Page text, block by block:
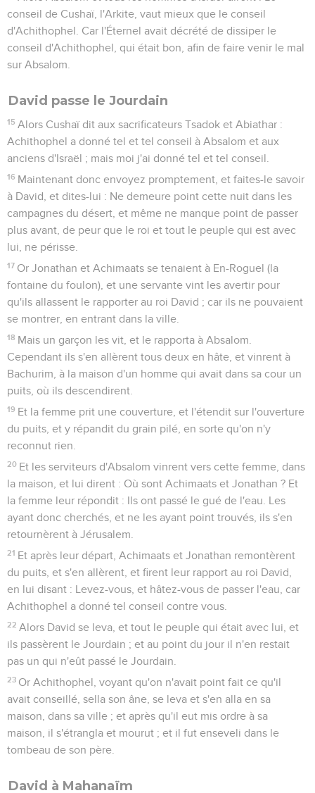
conseil de Cushaï, l'Arkite, vaut mieux que le conseil
d'Achithophel. Car l'Éternel avait décrété de dissiper le
conseil d'Achithophel, qui était bon, afin de faire venir le mal
sur Absalom.
David passe le Jourdain
15 Alors Cushaï dit aux sacrificateurs Tsadok et Abiathar :
Achithophel a donné tel et tel conseil à Absalom et aux
anciens d'Israël ; mais moi j'ai donné tel et tel conseil.
16 Maintenant donc envoyez promptement, et faites-le savoir
à David, et dites-lui : Ne demeure point cette nuit dans les
campagnes du désert, et même ne manque point de passer
plus avant, de peur que le roi et tout le peuple qui est avec
lui, ne périsse.
17 Or Jonathan et Achimaats se tenaient à En-Roguel (la
fontaine du foulon), et une servante vint les avertir pour
qu'ils allassent le rapporter au roi David ; car ils ne pouvaient
se montrer, en entrant dans la ville.
18 Mais un garçon les vit, et le rapporta à Absalom.
Cependant ils s'en allèrent tous deux en hâte, et vinrent à
Bachurim, à la maison d'un homme qui avait dans sa cour un
puits, où ils descendirent.
19 Et la femme prit une couverture, et l'étendit sur l'ouverture
du puits, et y répandit du grain pilé, en sorte qu'on n'y
reconnut rien.
20 Et les serviteurs d'Absalom vinrent vers cette femme, dans
la maison, et lui dirent : Où sont Achimaats et Jonathan ? Et
la femme leur répondit : Ils ont passé le gué de l'eau. Les
ayant donc cherchés, et ne les ayant point trouvés, ils s'en
retournèrent à Jérusalem.
21 Et après leur départ, Achimaats et Jonathan remontèrent
du puits, et s'en allèrent, et firent leur rapport au roi David,
en lui disant : Levez-vous, et hâtez-vous de passer l'eau, car
Achithophel a donné tel conseil contre vous.
22 Alors David se leva, et tout le peuple qui était avec lui, et
ils passèrent le Jourdain ; et au point du jour il n'en restait
pas un qui n'eût passé le Jourdain.
23 Or Achithophel, voyant qu'on n'avait point fait ce qu'il
avait conseillé, sella son âne, se leva et s'en alla en sa
maison, dans sa ville ; et après qu'il eut mis ordre à sa
maison, il s'étrangla et mourut ; et il fut enseveli dans le
tombeau de son père.
David à Mahanaïm